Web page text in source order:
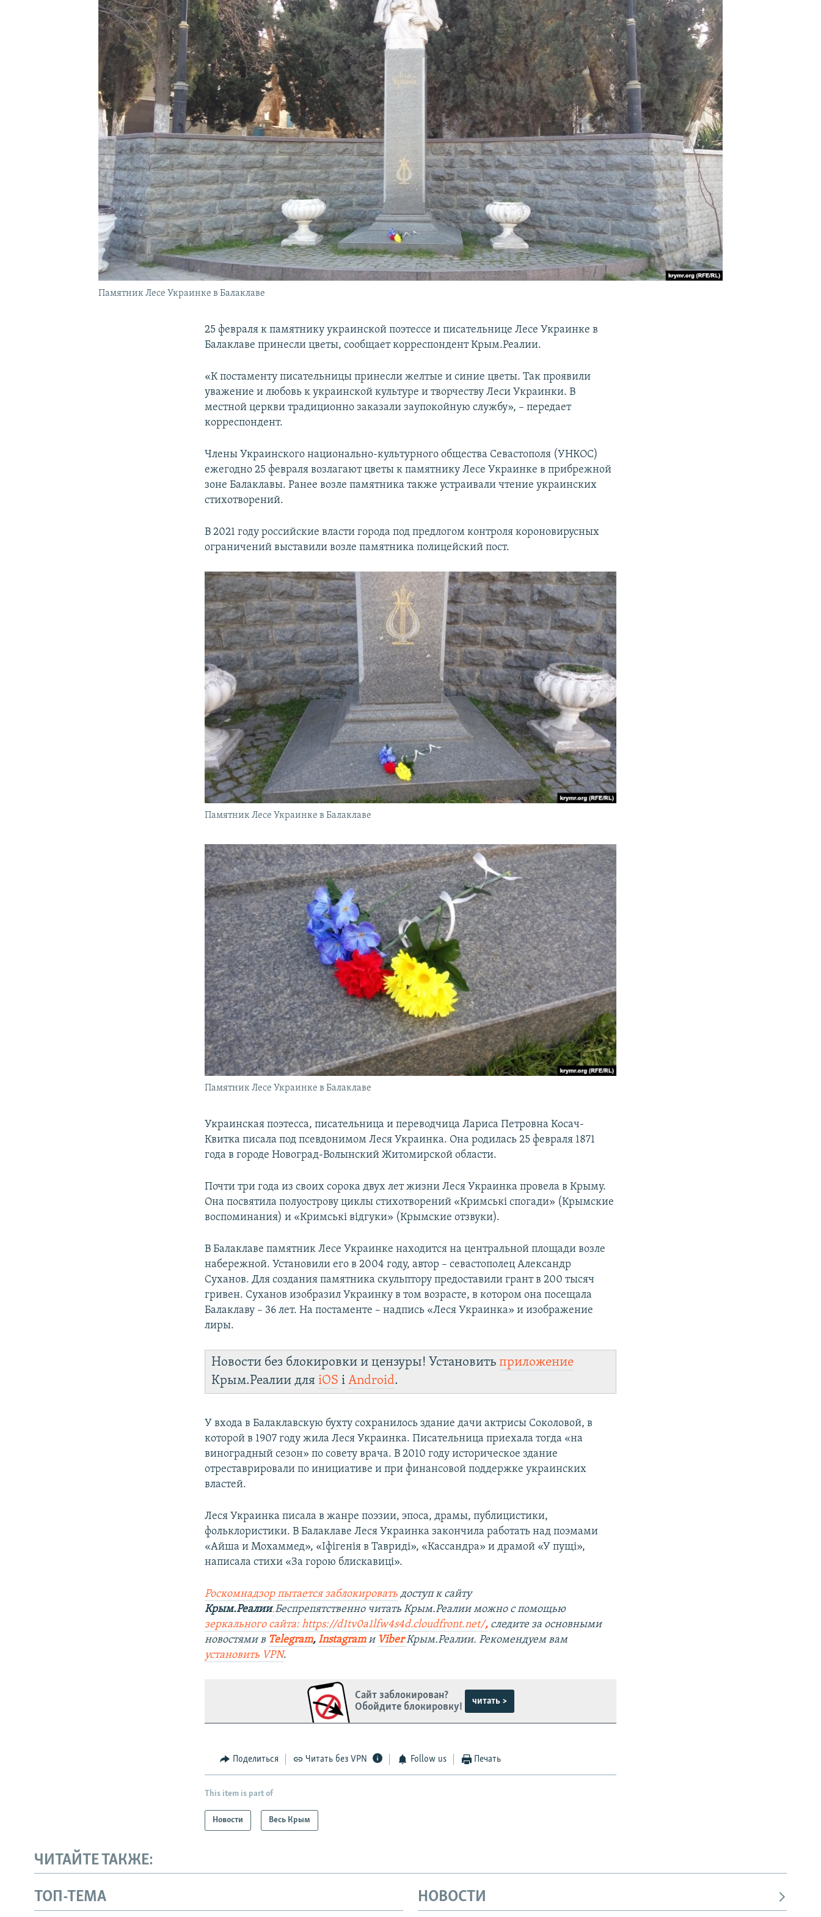
КРЫМ.НЕПОКОРЕННЫЙ
УКРАИНСКАЯ ПРОБЛЕМА КРЫМА
Памятник Лесе Украинке в Балаклаве
25 февраля к памятнику украинской поэтессе и писательнице Лесе Украинке в
Балаклаве принесли цветы, сообщает корреспондент Крым.Реалии.
«К постаменту писательницы принесли желтые и синие цветы. Так проявили
уважение и любовь к украинской культуре и творчеству Леси Украинки. В
местной церкви традиционно заказали заупокойную службу», – передает
корреспондент.
Члены Украинского национально-культурного общества Севастополя (УНКОС)
ежегодно 25 февраля возлагают цветы к памятнику Лесе Украинке в прибрежной
зоне Балаклавы. Ранее возле памятника также устраивали чтение украинских
стихотворений.
В 2021 году российские власти города под предлогом контроля короновирусных
ограничений выставили возле памятника полицейский пост.
Памятник Лесе Украинке в Балаклаве
Памятник Лесе Украинке в Балаклаве
Украинская поэтесса, писательница и переводчица Лариса Петровна Косач-
Квитка писала под псевдонимом Леся Украинка. Она родилась 25 февраля 1871
года в городе Новоград-Волынский Житомирской области.
Почти три года из своих сорока двух лет жизни Леся Украинка провела в Крыму.
Она посвятила полуострову циклы стихотворений «Кримські спогади» (Крымские
воспоминания) и «Кримські відгуки» (Крымские отзвуки).
В Балаклаве памятник Лесе Украинке находится на центральной площади возле
набережной. Установили его в 2004 году, автор – севастополец Александр
Суханов. Для создания памятника скульптору предоставили грант в 200 тысяч
гривен. Суханов изобразил Украинку в том возрасте, в котором она посещала
Балаклаву – 36 лет. На постаменте – надпись «Леся Украинка» и изображение
лиры.
Новости без блокировки и цензуры! Установитьприложение
Крым.Реалии дляiOS іAndroid.
У входа в Балаклавскую бухту сохранилось здание дачи актрисы Соколовой, в
которой в 1907 году жила Леся Украинка. Писательница приехала тогда «на
виноградный сезон» по совету врача. В 2010 году историческое здание
отреставрировали по инициативе и при финансовой поддержке украинских
властей.
Леся Украинка писала в жанре поэзии, эпоса, драмы, публицистики,
фольклористики. В Балаклаве Леся Украинка закончила работать над поэмами
«Айша и Мохаммед», «Іфігенія в Тавриді», «Кассандра» и драмой «У пущі»,
написала стихи «За горою блискавицi».
Роскомнадзор пытается заблокировать доступ к сайту
Крым.Реалии.Беспрепятственно читать Крым.Реалии можно с помощью
зеркального сайта: https://d1tv0a1lfw4s4d.cloudfront.net/, следите за основными
новостями в Telegram,Instagramи ViberКрым.Реалии. Рекомендуем вам
установить VPN.
Сайт заблокирован?
Обойдите блокировку!
читать >
Поделиться Читать без VPN Follow us Печать
This item is part of
Новости Весь Крым
ЧИТАЙТЕ ТАКЖЕ:
ТОП-ТЕМА НОВОСТИ